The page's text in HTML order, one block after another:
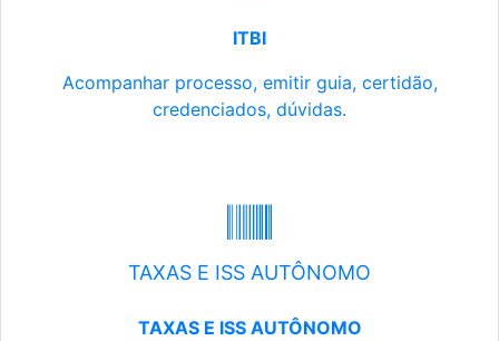
ITBI
Acompanhar processo, emitir guia, certidão,
credenciados, dúvidas.
TAXAS E ISS AUTÔNOMO
TAXAS E ISS AUTÔNOMO